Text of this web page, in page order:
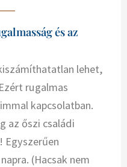
és az
lehet,
rugalmas
kapcsolatban.
az őszi családi
Egyszerűen
(Hacsak nem